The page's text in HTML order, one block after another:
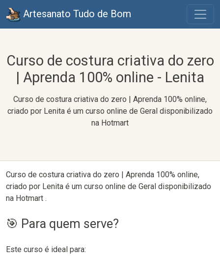
Artesanato Tudo de Bom
Curso de costura criativa do zero
| Aprenda 100% online - Lenita
Curso de costura criativa do zero | Aprenda 100% online,
criado por Lenita é um curso online de Geral disponibilizado
na Hotmart
Curso de costura criativa do zero | Aprenda 100% online,
criado por Lenita é um curso online de Geral disponibilizado
na Hotmart .
🎯 Para quem serve?
Este curso é ideal para: